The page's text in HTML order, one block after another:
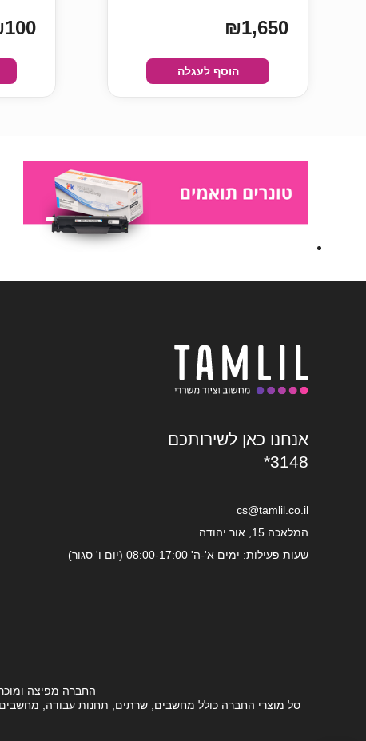
₪1,650
הוסף לעגלה
אנחנו כאן לשירותכם
*3148
cs@tamlil.co.il
המלאכה 15, אור יהודה
שעות פעילות: ימים א'-ה' 08:00-17:00 (יום ו' סגור)
החברה מפיצה
סל מוצרי החברה כולל מחשבים, שרתים, תחנות עבודה, מחשבים